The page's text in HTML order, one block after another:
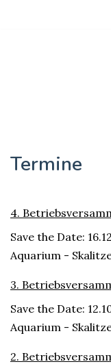
Termine
4.
Save the Date:
Aquarium -
3.
Save the Date:
Aquarium -
2.